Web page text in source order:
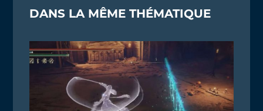
DANS LA MÊME THÉMATIQUE